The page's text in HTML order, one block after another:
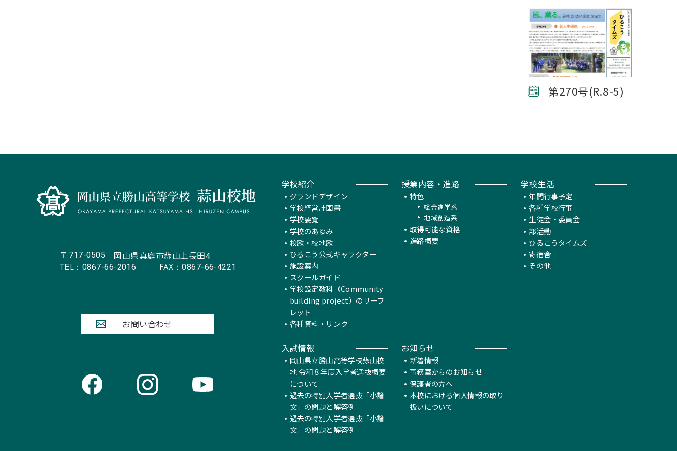
第270号(R.8-5)
〒717-0505 岡山県真庭市蒜山上長田4
TEL： 0867-66-2016 FAX：0867-66-4221
お問い合わせ
学校紹介
グランドデザイン
学校経営計画書
学校要覧
学校のあゆみ
校歌・校地歌
ひるこう公式キャラクター
施設案内
スクールガイド
学校設定教科（Community
building project）のリーフ
レット
各種資料・リンク
授業内容・進路
特色
総合進学系
地域創造系
取得可能な資格
進路概要
学校生活
年間行事予定
各種学校行事
生徒会・委員会
部活動
ひるこうタイムズ
寄宿舎
その他
入試情報
岡山県立勝山高等学校蒜山校
地 令和８年度入学者選抜概要
について
過去の特別入学者選抜「小論
文」の問題と解答例
過去の特別入学者選抜「小論
文」の問題と解答例
お知らせ
新着情報
事務室からのお知らせ
保護者の方へ
本校における個人情報の取り
扱いについて